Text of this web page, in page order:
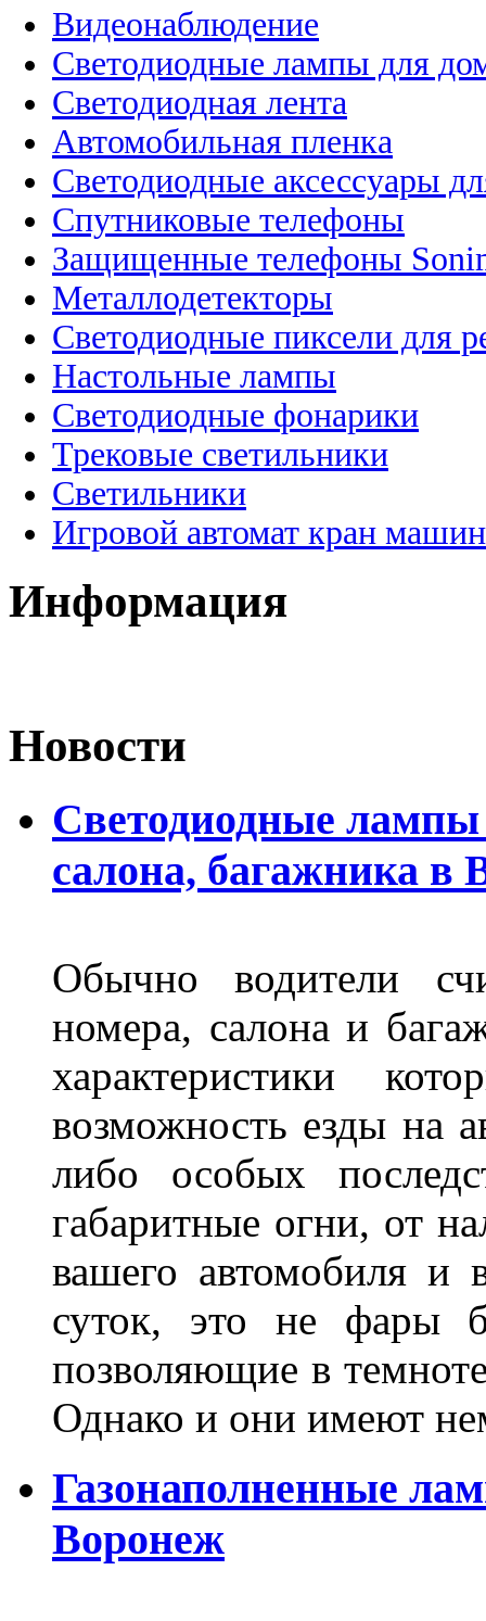
Видеонаблюдение
Светодиодные лампы для
Светодиодная лента
Автомобильная пленка
Светодиодные аксессуары
Спутниковые телефоны
Защищенные телефоны
Металлодетекторы
Светодиодные пиксели для
Настольные лампы
Светодиодные фонарики
Трековые светильники
Светильники
Игровой автомат кран
Информация
Новости
Светодиодные лампы
салона, багажника в
Обычно водители
номера, салона и
характеристики
возможность езды на
либо особых
габаритные огни, от
вашего автомобиля и
суток, это не фары
позволяющие в
Однако и они имеют
Газонаполненные
Воронеж